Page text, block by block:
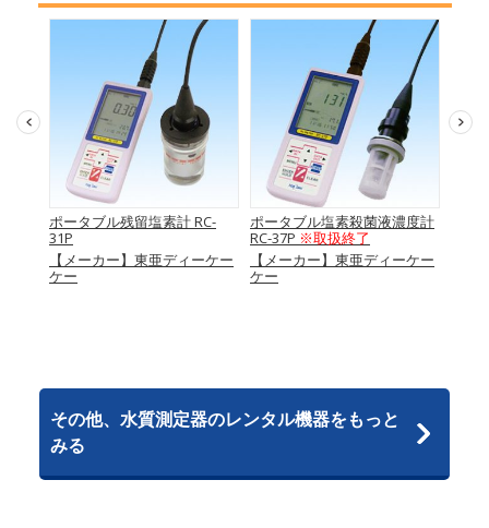
ポータブル残留塩素計 RC-
31P
【メーカー】東亜ディーケー
ケー
ポータブル塩素殺菌液濃度計
RC-37P ※取扱終了
【メーカー】東亜ディーケー
ケー
その他、水質測定器のレンタル機器をもっと
みる